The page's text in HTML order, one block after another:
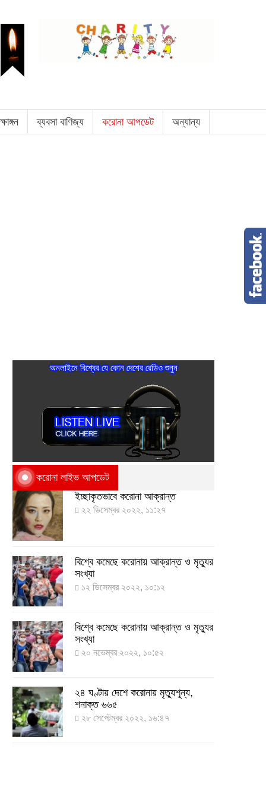
ব্যবসা বাণিজ্য করোনা আপডেট অন্যান্য
অনলাইনে বিশ্বের যে কোন দেশের রেডিও শুনুন
করোনা লাইভ আপডেট
ইচ্ছাকৃতভাবে করোনা আক্রান্ত
২২ ডিসেম্বর ২০২২, ১১:২৭
বিশ্বে কমেছে করোনায় আক্রান্ত ও মৃত্যুর
সংখ্যা
১২ ডিসেম্বর ২০২২, ১০:১২
বিশ্বে কমেছে করোনায় আক্রান্ত ও মৃত্যুর
সংখ্যা
২০ নভেম্বর ২০২২, ১০:৫২
২৪ ঘণ্টায় দেশে করোনায় মৃত্যুশূন্য,
শনাক্ত ৬৬৫
২৮ সেপ্টেম্বর ২০২২, ১৬:৪৭